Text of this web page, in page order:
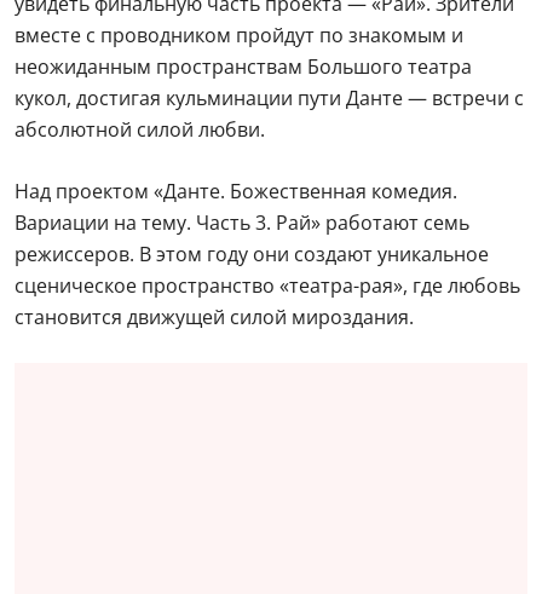
вместе с проводником пройдут по знакомым и
неожиданным пространствам Большого театра
кукол, достигая кульминации пути Данте — встречи с
абсолютной силой любви.
Над проектом «Данте. Божественная комедия.
Вариации на тему. Часть 3. Рай» работают семь
режиссеров. В этом году они создают уникальное
сценическое пространство «театра-рая», где любовь
становится движущей силой мироздания.